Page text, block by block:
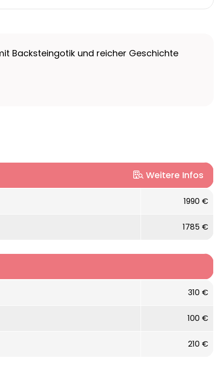
Backsteingotik und reicher Geschichte
Weitere Infos
1990 €
1785 €
310 €
100 €
210 €